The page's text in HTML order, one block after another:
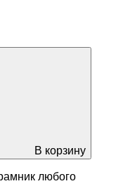
В корзину
любого